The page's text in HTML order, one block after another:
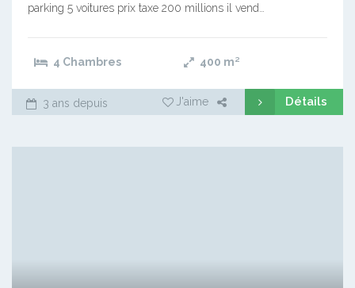
parking 5 voitures prix taxe 200 millions il vend…
4 Chambres 400 m²
3 ans depuis J'aime Détails